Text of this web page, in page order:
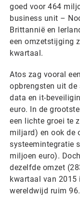
goed voor 464
business unit –
Brittannië en
een omzetstijging
kwartaal.
Atos zag vooral
opbrengsten uit
data en it-
euro. In de
een lichte groei te
miljard) en ook de
systeemintegratie
miljoen euro).
dezelfde omzet
kwartaal van 2015
wereldwijd ruim